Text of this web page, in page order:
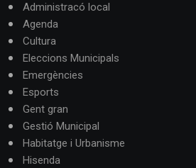
Administracó local
Agenda
Cultura
Eleccions Municipals
Emergències
Esports
Gent gran
Gestió Municipal
Habitatge i Urbanisme
Hisenda